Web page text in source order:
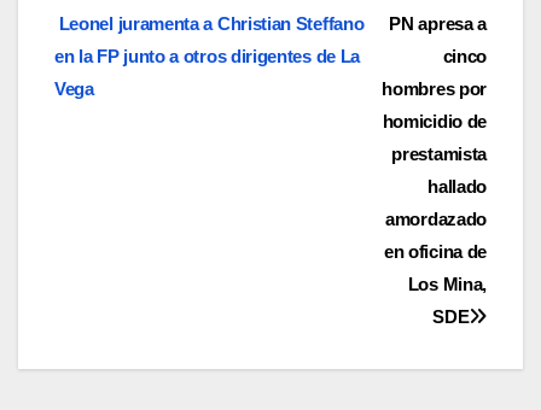
Navegación
de
PN apresa a
cinco
hombres por
homicidio de
prestamista
hallado
amordazado
en oficina de
Los Mina,
SDE
Leonel juramenta a Christian Steffano
en la FP junto a otros dirigentes de La
Vega